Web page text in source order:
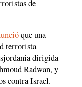
de
que una
terrorista
dirigida
Radwan, y
contra Israel.